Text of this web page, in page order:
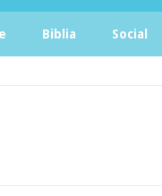
Biblia Social